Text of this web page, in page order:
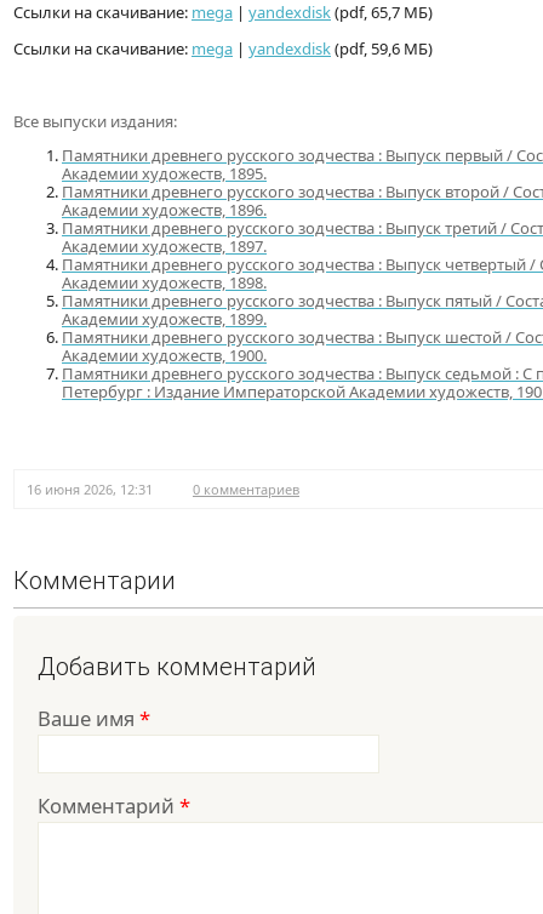
Ссылки на скачивание: mega | yandexdisk(pdf, 65,7 МБ)
Ссылки на скачивание: mega | yandexdisk(pdf, 59,6 МБ)
Все выпуски издания:
Памятники древнего русского зодчества : Выпуск первый /
Академии художеств, 1895.
Памятники древнего русского зодчества : Выпуск второй /
Академии художеств, 1896.
Памятники древнего русского зодчества : Выпуск третий /
Академии художеств, 1897.
Памятники древнего русского зодчества : Выпуск
Академии художеств, 1898.
Памятники древнего русского зодчества : Выпуск пятый /
Академии художеств, 1899.
Памятники древнего русского зодчества : Выпуск шестой /
Академии художеств, 1900.
Памятники древнего русского зодчества : Выпуск седьмой :
Петербург : Издание Императорской Академии художеств,
16 июня 2026, 12:31 0 комментариев
Комментарии
Добавить комментарий
Ваше имя *
Комментарий *